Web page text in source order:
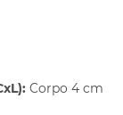
Corpo 4 cm